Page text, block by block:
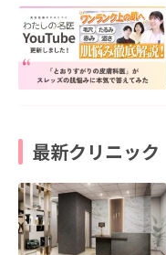
最新クリニック